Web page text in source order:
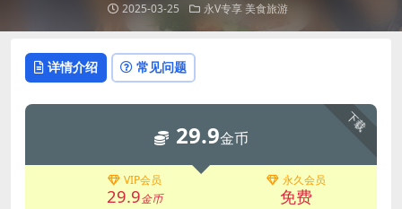
2025-03-25 永V专享 美食旅游
详情介绍 常见问题
下载
29.9金币
VIP会员
29.9金币
永久会员
免费